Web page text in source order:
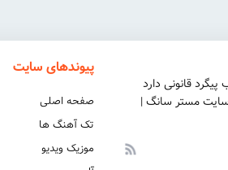
قانونی دارد
مستر سانگ |
پیوندهای سایت
صفحه اصلی
تک آهنگ ها
موزیک ویدیو